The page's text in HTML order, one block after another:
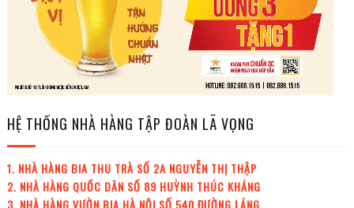
HỆ THỐNG NHÀ HÀNG TẬP ĐOÀN LÃ VỌNG
1. NHÀ HÀNG BIA THU TRÀ SỐ 2A NGUYỄN THỊ THẬP
2. NHÀ HÀNG QUỐC DÂN SỐ 89 HUỲNH THÚC KHÁNG
3. NHÀ HÀNG VƯỜN BIA HÀ NỘI SỐ 540 ĐƯỜNG LÁNG